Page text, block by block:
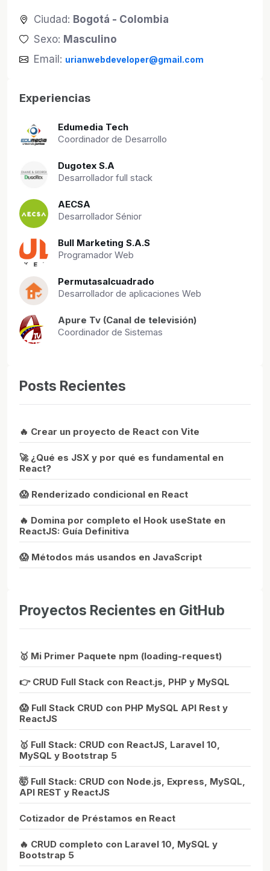
Ciudad: Bogotá - Colombia
Sexo: Masculino
Email: urianwebdeveloper@gmail.com
Experiencias
Edumedia Tech
Coordinador de Desarrollo
Dugotex S.A
Desarrollador full stack
AECSA
Desarrollador Sénior
Bull Marketing S.A.S
Programador Web
Permutasalcuadrado
Desarrollador de aplicaciones Web
Apure Tv (Canal de televisión)
Coordinador de Sistemas
Posts Recientes
🔥 Crear un proyecto de React con Vite
🚀 ¿Qué es JSX y por qué es fundamental en
React?
😱 Renderizado condicional en React
🔥 Domina por completo el Hook useState en
ReactJS: Guía Definitiva
😱 Métodos más usandos en JavaScript
Proyectos Recientes en GitHub
🥇 Mi Primer Paquete npm (loading-request)
👉 CRUD Full Stack con React.js, PHP y MySQL
😱 Full Stack CRUD con PHP MySQL API Rest y
ReactJS
🥇 Full Stack: CRUD con ReactJS, Laravel 10,
MySQL y Bootstrap 5
🤯 Full Stack: CRUD con Node.js, Express, MySQL,
API REST y ReactJS
Cotizador de Préstamos en React
🔥 CRUD completo con Laravel 10, MySQL y
Bootstrap 5